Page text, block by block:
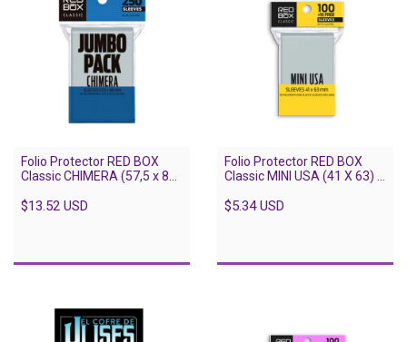
Folio Protector RED BOX
Classic CHIMERA (57,5 x 89)
$13.52 USD
Folio Protector RED BOX
Classic MINI USA (41 X 63) -
$5.34 USD